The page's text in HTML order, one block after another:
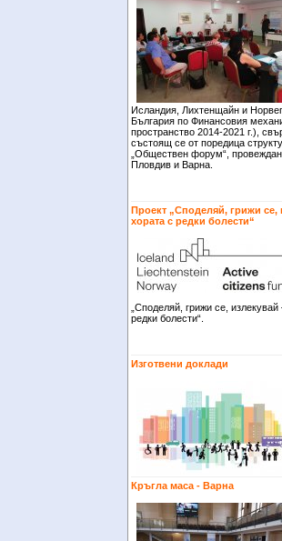
Исландия, Лихтенщайн и
България по Финансовия
пространство 2014-2021 г.),
състоящ се от поредица
„Обществен форум“,
Пловдив и Варна.
Проект „Споделяй, грижи се,
хората с редки болести“
„Споделяй, грижи се,
редки болести“.
Изготвени доклади
Кръгла маса - Варна